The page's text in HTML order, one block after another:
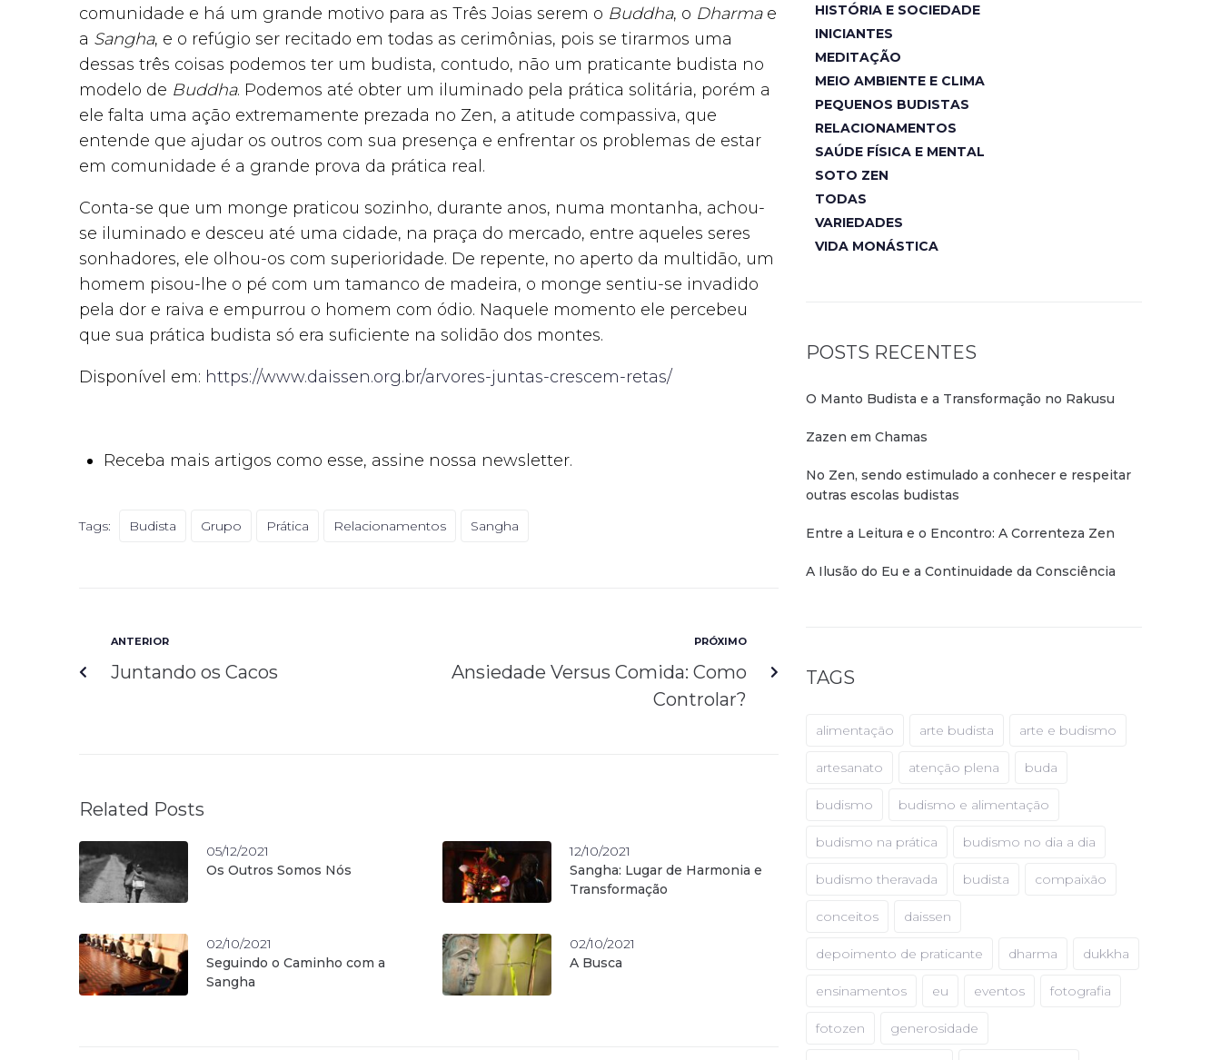
comunidade e há um grande motivo para as Três Joias serem o Buddha, o Dharmae
a Sangha, e o refúgio ser recitado em todas as cerimônias, pois se tirarmos uma
dessas três coisas podemos ter um budista, contudo, não um praticante budista no
modelo de Buddha. Podemos até obter um iluminado pela prática solitária, porém a
ele falta uma ação extremamente prezada no Zen, a atitude compassiva, que
entende que ajudar os outros com sua presença e enfrentar os problemas de estar
em comunidade é a grande prova da prática real.
Conta-se que um monge praticou sozinho, durante anos, numa montanha, achou-
se iluminado e desceu até uma cidade, na praça do mercado, entre aqueles seres
sonhadores, ele olhou-os com superioridade. De repente, no aperto da multidão, um
homem pisou-lhe o pé com um tamanco de madeira, o monge sentiu-se invadido
pela dor e raiva e empurrou o homem com ódio. Naquele momento ele percebeu
que sua prática budista só era suficiente na solidão dos montes.
Disponível em: https://www.daissen.org.br/arvores-juntas-crescem-retas/
Receba mais artigos como esse, assine nossa newsletter.
Tags: Budista Grupo Prática Relacionamentos Sangha
ANTERIOR
Juntando os Cacos
PRÓXIMO
Ansiedade Versus Comida: Como
Controlar?
Related Posts
05/12/2021
Os Outros Somos Nós
12/10/2021
Sangha: Lugar de Harmonia e
Transformação
02/10/2021
Seguindo o Caminho com a
Sangha
02/10/2021
A Busca
HISTÓRIA E SOCIEDADE
INICIANTES
MEDITAÇÃO
MEIO AMBIENTE E CLIMA
PEQUENOS BUDISTAS
RELACIONAMENTOS
SAÚDE FÍSICA E MENTAL
SOTO ZEN
TODAS
VARIEDADES
VIDA MONÁSTICA
POSTS RECENTES
O Manto Budista e a Transformação no Rakusu
Zazen em Chamas
No Zen, sendo estimulado a conhecer e respeitar
outras escolas budistas
Entre a Leitura e o Encontro: A Correnteza Zen
A Ilusão do Eu e a Continuidade da Consciência
TAGS
alimentação arte budista arte e budismo
artesanato atenção plena buda
budismo budismo e alimentação
budismo na prática budismo no dia a dia
budismo theravada budista compaixão
conceitos daissen
depoimento de praticante dharma dukkha
ensinamentos eu eventos fotografia
fotozen generosidade